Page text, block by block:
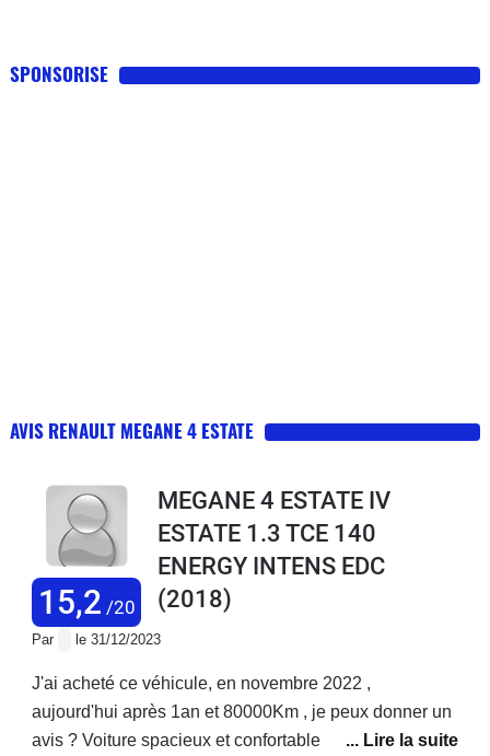
SPONSORISE
AVIS RENAULT MEGANE 4 ESTATE
15,2 /20
MEGANE 4 ESTATE IV
ESTATE 1.3 TCE 140
ENERGY INTENS EDC
(2018)
Par le 31/12/2023
J'ai acheté ce véhicule, en novembre 2022 ,
aujourd'hui après 1an et 80000Km , je peux donner un
avis ? Voiture spacieux et confortable . Assez